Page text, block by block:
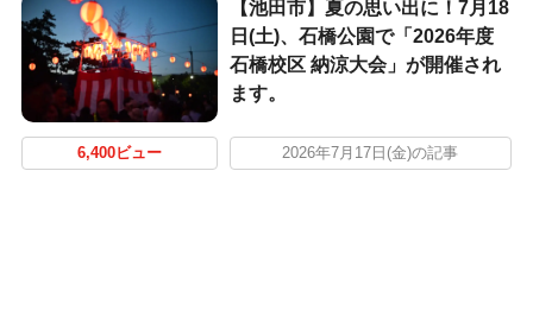
【池田市】夏の思い出に！7月18
日(土)、石橋公園で「2026年度
石橋校区 納涼大会」が開催され
ます。
6,400ビュー 2026年7月17日(金)の記事